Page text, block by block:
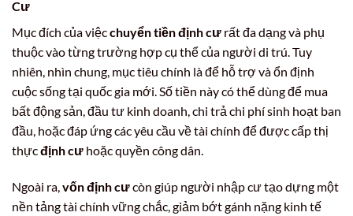
Cư
Mục đích của việcchuyển tiền định cư rất đa dạng và phụ
thuộc vào từng trường hợp cụ thể của người di trú. Tuy
nhiên, nhìn chung, mục tiêu chính là để hỗ trợ và ổn định
cuộc sống tại quốc gia mới. Số tiền này có thể dùng để mua
bất động sản, đầu tư kinh doanh, chi trả chi phí sinh hoạt ban
đầu, hoặc đáp ứng các yêu cầu về tài chính để được cấp thị
thựcđịnh cư hoặc quyền công dân.
Ngoài ra, vốn định cưcòn giúp người nhập cư tạo dựng một
nền tảng tài chính vững chắc, giảm bớt gánh nặng kinh tế